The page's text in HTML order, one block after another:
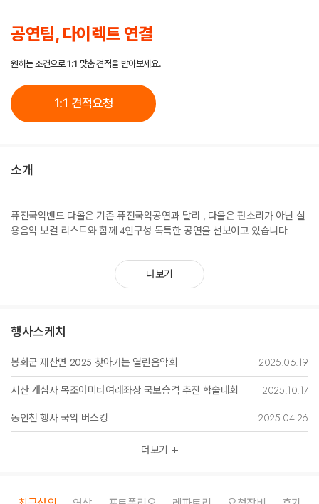
공연팀, 다이렉트 연결
원하는 조건으로 1:1 맞춤 견적을 받아보세요.
1:1 견적요청
소개
퓨전국악밴드 다올은 기존 퓨전국악공연과 달리 , 다올은 판소리가 아닌 실
용음악 보컬 리스트와 함께 4인구성 독특한 공연을 선보이고 있습니다.
더보기
행사스케치
봉화군 재산면 2025 찾아가는 열린음악회
2025.06.19
서산 개심사 목조아미타여래좌상 국보승격 추진 학술대회
2025.10.17
동인천 행사 국악 버스킹
2025.04.26
더보기